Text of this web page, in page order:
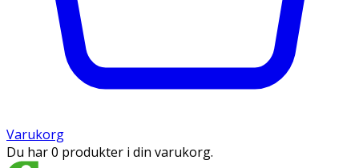
Varukorg
Du har 0 produkter i din varukorg.